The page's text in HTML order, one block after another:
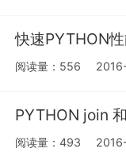
快速PYTHON
阅读量：556
PYTHON join
阅读量：493